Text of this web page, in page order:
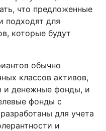
что предложенные
подходят для
которые будут
обычно
классов активов,
и денежные фонды, и
фонды с
для учета
и